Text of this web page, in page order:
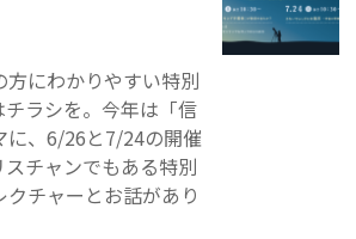
にわかりやすい特別
ラシを。今年は「信
に、6/26と7/24の開催
チャンでもある特別
チャーとお話があり